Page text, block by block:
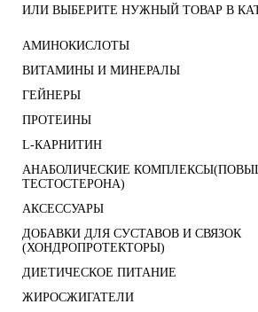
ИЛИ ВЫБЕРИТЕ НУЖНЫЙ ТОВАР В
АМИНОКИСЛОТЫ
ВИТАМИНЫ И МИНЕРАЛЫ
ГЕЙНЕРЫ
ПРОТЕИНЫ
L-КАРНИТИН
АНАБОЛИЧЕСКИЕ
ТЕСТОСТЕРОНА)
АКСЕССУАРЫ
ДОБАВКИ ДЛЯ СУСТАВОВ И СВЯЗОК
(ХОНДРОПРОТЕКТОРЫ)
ДИЕТИЧЕСКОЕ ПИТАНИЕ
ЖИРОСЖИГАТЕЛИ